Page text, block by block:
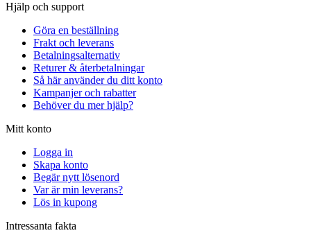
Hjälp och support
Göra en beställning
Frakt och leverans
Betalningsalternativ
Returer & återbetalningar
Så här använder du ditt konto
Kampanjer och rabatter
Behöver du mer hjälp?
Mitt konto
Logga in
Skapa konto
Begär nytt lösenord
Var är min leverans?
Lös in kupong
Intressanta fakta